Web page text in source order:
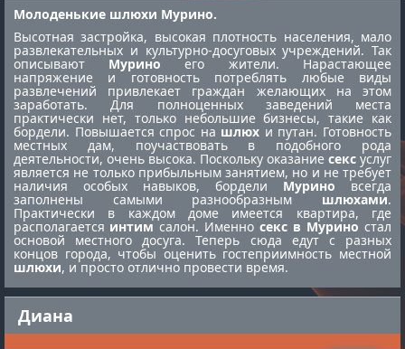
Диана
Молоденькие шлюхи Мурино.
Высотная застройка, высокая плотность населения, мало
развлекательных и культурно-досуговых учреждений. Так
описывают Мурино его жители. Нарастающее
напряжение и готовность потреблять любые виды
развлечений привлекает граждан желающих на этом
заработать. Для полноценных заведений места
практически нет, только небольшие бизнесы, такие как
бордели. Повышается спрос на шлюх и путан. Готовность
местных дам, поучаствовать в подобного рода
деятельности, очень высока. Поскольку оказание секс услуг
является не только прибыльным занятием, но и не требует
наличия особых навыков, бордели Мурино всегда
заполнены самыми разнообразным шлюхами.
Практически в каждом доме имеется квартира, где
располагается интим салон. Именно секс в Мурино стал
основой местного досуга. Теперь сюда едут с разных
концов города, чтобы оценить гостеприимность местной
шлюхи, и просто отлично провести время.